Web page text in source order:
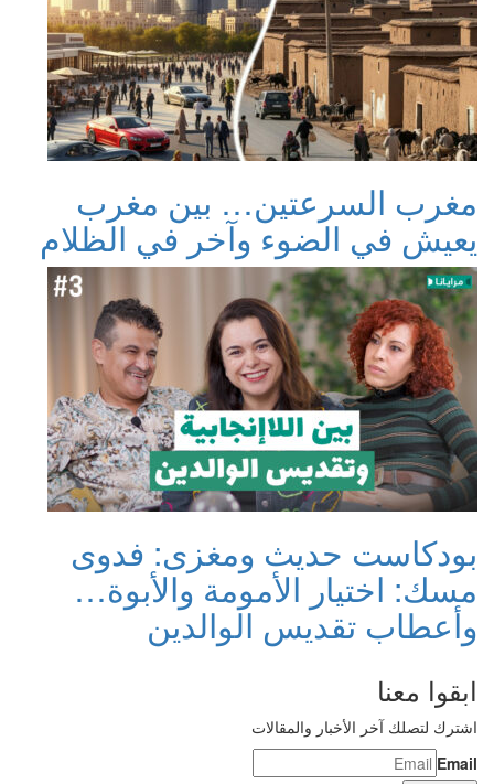
مغرب السرعتين… بين مغرب
يعيش في الضوء وآخر في الظلام
بودكاست حديث ومغزى: فدوى
مسك: اختيار الأمومة والأبوة…
وأعطاب تقديس الوالدين
ابقوا معنا
اشترك لتصلك آخر الأخبار والمقالات
Email